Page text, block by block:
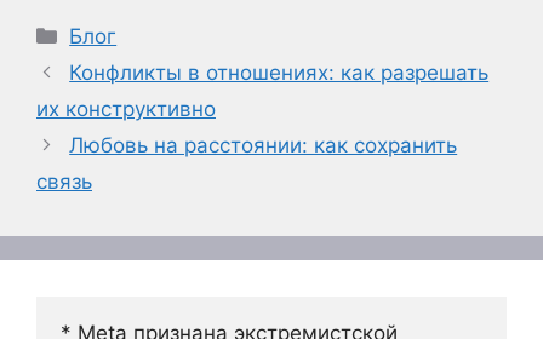
Рубрики
Блог
Конфликты в отношениях: как разрешать
их конструктивно
Любовь на расстоянии: как сохранить
связь
* Meta признана экстремистской